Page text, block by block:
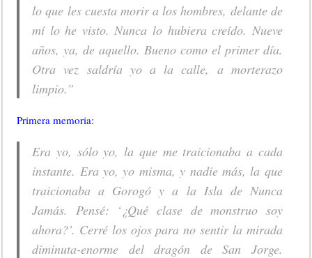
lo que les cuesta morir a los hombres, delante de
mí lo he visto. Nunca lo hubiera creído. Nueve
años, ya, de aquello. Bueno como el primer día.
Otra vez saldría yo a la calle, a morterazo
limpio.”
Primera memoria:
Era yo, sólo yo, la que me traicionaba a cada
instante. Era yo, yo misma, y nadie más, la que
traicionaba a Gorogó y a la Isla de Nunca
Jamás. Pensé: ‘¿Qué clase de monstruo soy
ahora?’. Cerré los ojos para no sentir la mirada
diminuta-enorme del dragón de San Jorge.